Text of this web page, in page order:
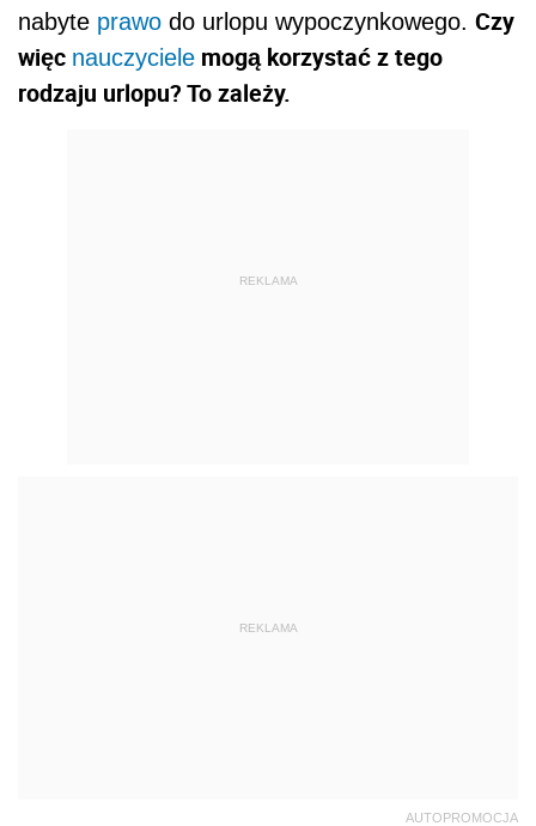
nabyte prawo do urlopu wypoczynkowego. Czy
więc nauczyciele mogą korzystać z tego
rodzaju urlopu? To zależy.
REKLAMA
REKLAMA
AUTOPROMOCJA